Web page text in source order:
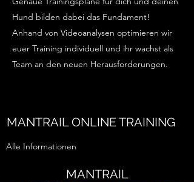
Hund bilden dabei das Fundament!
Anhand von Videoanalysen optimieren wir
euer Training individuell und ihr wachst als
Team an den neuen Herausforderungen.
MANTRAIL ONLINE TRAINING
Alle Informationen
MANTRAIL